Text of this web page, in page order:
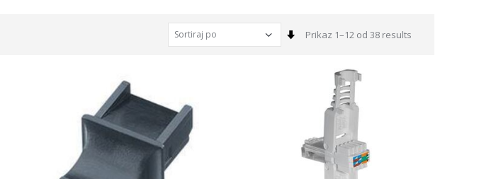
Sortiraj
Prikaz 1–12 od 38 results